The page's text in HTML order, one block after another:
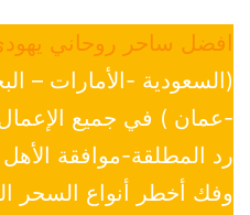
افضل ساحر روحاني
(السعودية -الأمارات –
-عمان ) في جميع
رد المطلقة-موافقة
وفك أخطر أنواع السحر